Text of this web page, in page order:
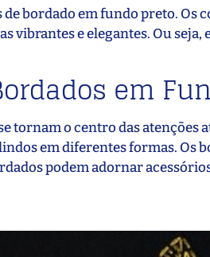
bordado em fundo preto. Os
vibrantes e elegantes. Ou
em
tornam o centro das atenções
em diferentes formas. Os
podem adornar